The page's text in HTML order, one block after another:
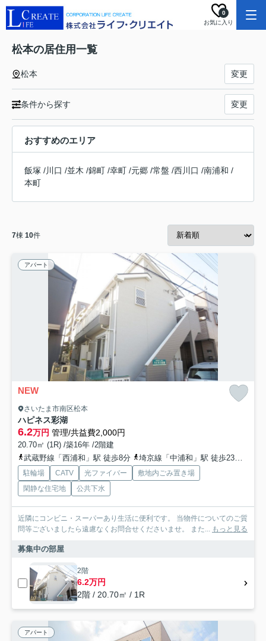
お気に入り
0
松本の居住用一覧
松本 変更
条件から探す 変更
おすすめのエリア
飯塚 /川口 /並木 /錦町 /幸町 /元郷 /常盤 /西川口 /南浦和 /
本町
7棟 10件
アパート
NEW
さいたま市南区松本
ハピネス彩湖
6.2万円 管理/共益費2,000円
20.70㎡ (1R) /築16年 /2階建
武蔵野線「西浦和」駅 徒歩8分
埼京線「中浦和」駅 徒歩23分
駐輪場 CATV 光ファイバー
敷地内ごみ置き場
閑静な住宅地
公共下水
近隣にコンビニ・スーパーあり生活に便利です。 当物件についてのご質
問等ございましたら遠慮なくお問合せくださいませ。 また... もっと見る
募集中の部屋
2階
6.2万円
2階 / 20.70㎡ / 1R
アパート